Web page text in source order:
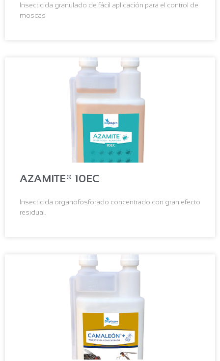
Insecticida granulado de fácil aplicación para el control de
moscas
AZAMITE® 10EC
Insecticida organofosforado concentrado con gran efecto
residual.